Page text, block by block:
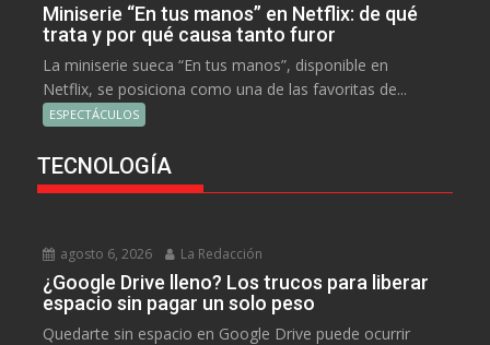
Miniserie “En tus manos” en Netflix: de qué
trata y por qué causa tanto furor
La miniserie sueca “En tus manos”, disponible en
Netflix, se posiciona como una de las favoritas de...
ESPECTÁCULOS
TECNOLOGÍA
agosto 6, 2026 La Redacción
¿Google Drive lleno? Los trucos para liberar
espacio sin pagar un solo peso
Quedarte sin espacio en Google Drive puede ocurrir